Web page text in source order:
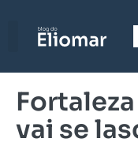
vai se